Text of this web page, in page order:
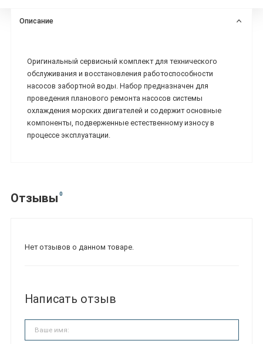
Описание
Оригинальный сервисный комплект для технического
обслуживания и восстановления работоспособности
насосов забортной воды. Набор предназначен для
проведения планового ремонта насосов системы
охлаждения морских двигателей и содержит основные
компоненты, подверженные естественному износу в
процессе эксплуатации.
Отзывы 0
Нет отзывов о данном товаре.
Написать отзыв